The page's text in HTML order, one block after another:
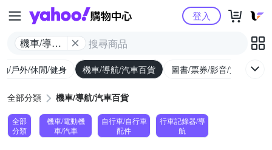
Yahoo購物中心
機車/導航/
登入
/戶外/休閒/健身 機車/導航/汽車百貨 圖書/票券/影音/文具
全部分類 機車/導航/汽車百貨
全部
分類
機車/電動機
車/汽車
自行車/自行車
配件
行車記錄器/導
航